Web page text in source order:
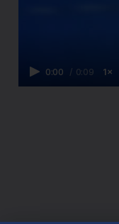
0:00 / 0:09 1×